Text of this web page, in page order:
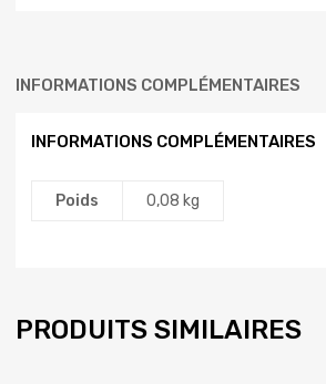
INFORMATIONS COMPLÉMENTAIRES
INFORMATIONS COMPLÉMENTAIRES
Poids 0,08 kg
PRODUITS SIMILAIRES